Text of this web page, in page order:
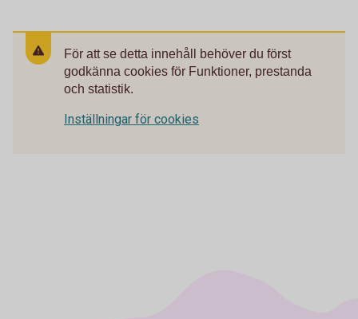
För att se detta innehåll behöver du först
godkänna cookies för Funktioner, prestanda
och statistik.
Inställningar för cookies